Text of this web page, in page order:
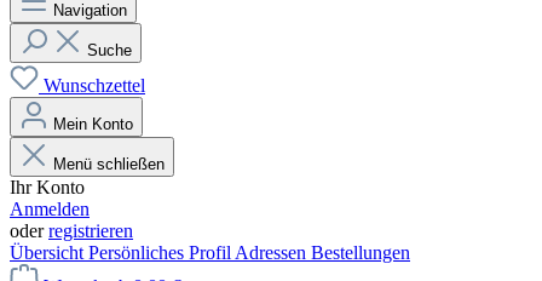
Navigation
Suche
Wunschzettel
Mein Konto
Menü schließen
Ihr Konto
Anmelden
oderregistrieren
Übersicht Persönliches Profil Adressen Bestellungen